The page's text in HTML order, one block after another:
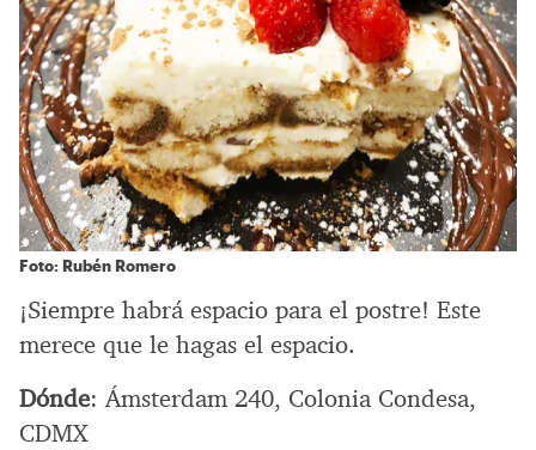
Foto: Rubén Romero
¡Siempre habrá espacio para el postre! Este
merece que le hagas el espacio.
Dónde: Ámsterdam 240, Colonia Condesa,
CDMX